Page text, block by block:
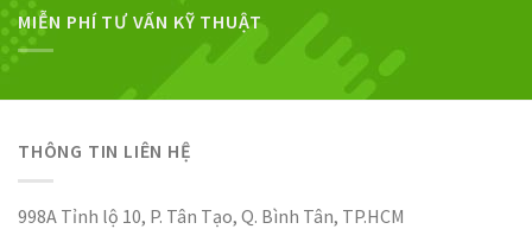
MIỄN PHÍ TƯ VẤN KỸ THUẬT
THÔNG TIN LIÊN HỆ
998A Tỉnh lộ 10, P. Tân Tạo, Q. Bình Tân, TP.HCM